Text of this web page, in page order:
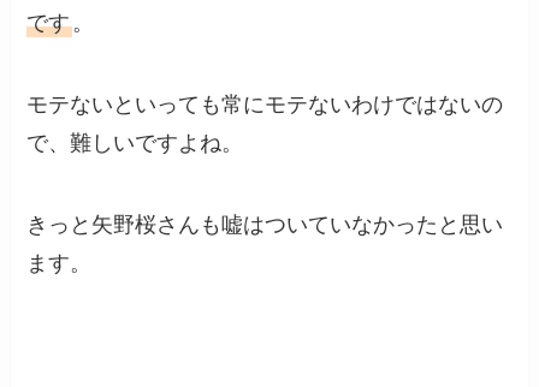
です。
モテないといっても常にモテないわけではないの
で、難しいですよね。
きっと矢野桜さんも嘘はついていなかったと思い
ます。